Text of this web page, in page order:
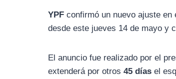
c
e
o
l
e
r
a
t
A
YPF confirmó un nuevo ajuste
desde este jueves 14 de mayo y
El anuncio fue realizado por el
extenderá por otros45 días el